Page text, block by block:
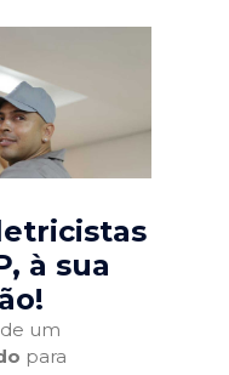
, à sua
um
para